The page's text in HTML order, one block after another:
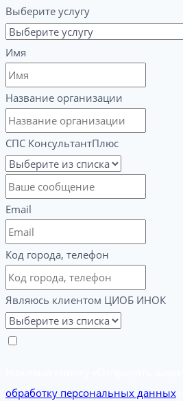
Выберите услугу
Имя
Название организации
СПС КонсультантПлюс
Email
Код города, телефон
Являюсь клиентом ЦИОБ ИНОК
обработку персональных данных